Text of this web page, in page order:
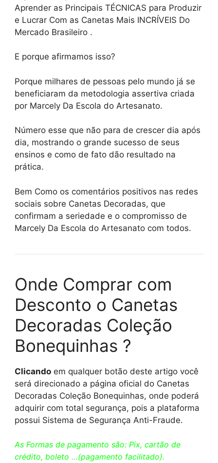
Aprender as Principais TÉCNICAS para Produzir
e Lucrar Com as Canetas Mais INCRÍVEIS Do
Mercado Brasileiro .
E porque afirmamos isso?
Porque milhares de pessoas pelo mundo já se
beneficiaram da metodologia assertiva criada
por Marcely Da Escola do Artesanato.
Número esse que não para de crescer dia após
dia, mostrando o grande sucesso de seus
ensinos e como de fato dão resultado na
prática.
Bem Como os comentários positivos nas redes
sociais sobre Canetas Decoradas, que
confirmam a seriedade e o compromisso de
Marcely Da Escola do Artesanato com todos.
Onde Comprar com
Desconto o Canetas
Decoradas Coleção
Bonequinhas ?
Clicando em qualquer botão deste artigo você
será direcionado a página oficial do Canetas
Decoradas Coleção Bonequinhas, onde poderá
adquirir com total segurança, pois a plataforma
possui Sistema de Segurança Anti-Fraude.
As Formas de pagamento são: Pix, cartão de
crédito, boleto …(pagamento facilitado).